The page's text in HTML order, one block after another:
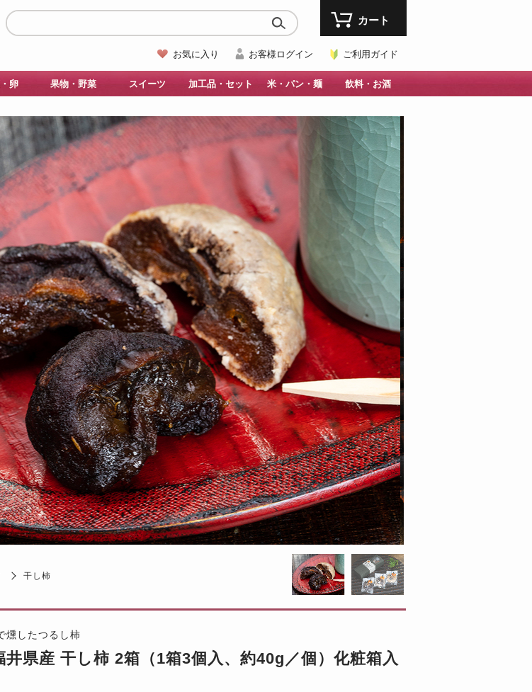
お気に入り お客様ログイン ご利用ガイド
カート
卵 果物・野菜 スイーツ 加工品・セット 米・パン・麺 飲料・お酒
干し柿
燻したつるし柿
井県産 干し柿 2箱（1箱3個入、約40g／個）化粧箱入